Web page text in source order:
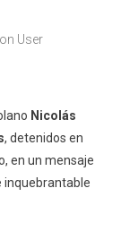
User
Nicolás
, detenidos en
en un mensaje
inquebrantable